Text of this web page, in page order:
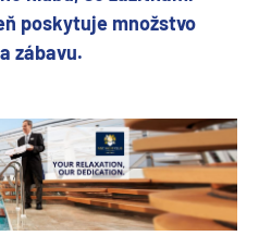
poskytuje množstvo
zábavu.